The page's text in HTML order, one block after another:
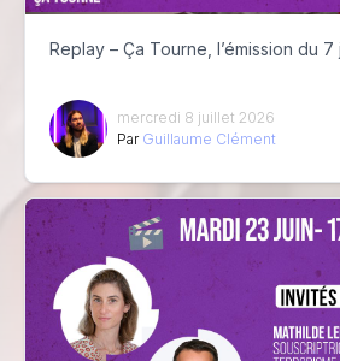
Replay – Ça Tourne, l’émission du
mercredi 8 juillet 2026
Par Guillaume Clément